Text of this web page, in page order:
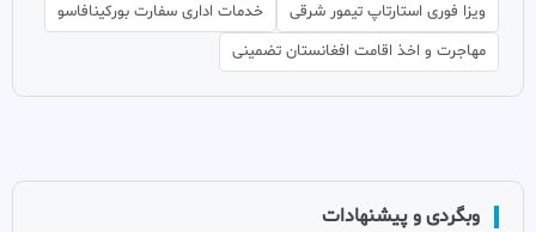
ویزا فوری استارتاپ تیمور شرقی
خدمات اداری سفارت بورکینافاسو
مهاجرت و اخذ اقامت افغانستان تضمینی
وبگردی و پیشنهادات